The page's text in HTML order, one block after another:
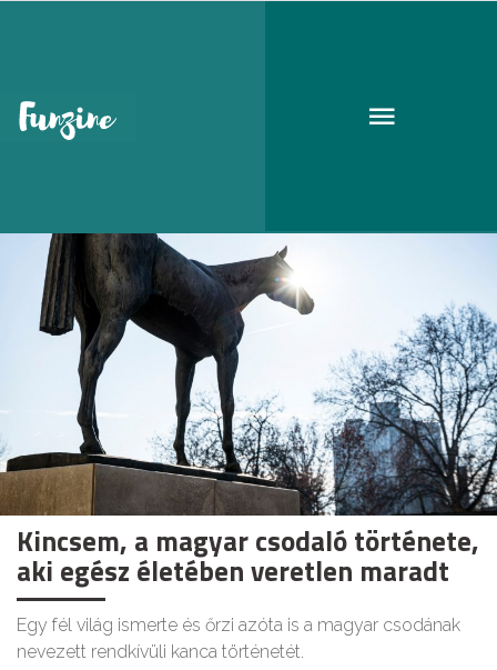
Kincsem Park
Kincsem, a magyar csodaló története,
aki egész életében veretlen maradt
Egy fél világ ismerte és őrzi azóta is a magyar csodának
nevezett rendkívüli kanca történetét.